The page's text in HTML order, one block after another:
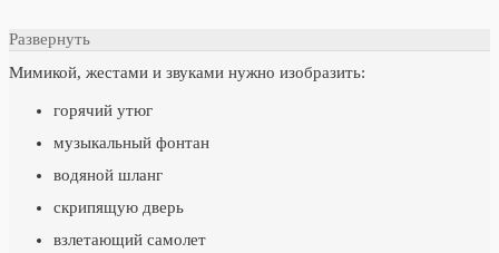
Развернуть
Мимикой, жестами и звуками нужно изобразить:
горячий утюг
музыкальный фонтан
водяной шланг
скрипящую дверь
взлетающий самолет